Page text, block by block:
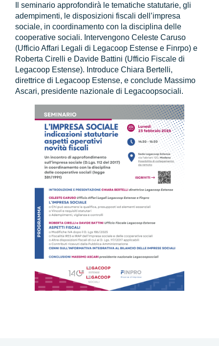
Il seminario approfondirà le tematiche statutarie, gli
adempimenti, le disposizioni fiscali dell’impresa
sociale, in coordinamento con la disciplina delle
cooperative sociali. Intervengono Celeste Caruso
(Ufficio Affari Legali di Legacoop Estense e Finrpo) e
Roberta Cirelli e Davide Battini (Ufficio Fiscale di
Legacoop Estense). Introduce Chiara Bertelli,
direttrice di Legacoop Estense, e conclude Massimo
Ascari, presidente nazionale di Legacoopsociali.